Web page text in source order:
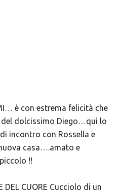
è con estrema felicità che
del dolcissimo Diego…qui lo
incontro con Rossella e
casa….amato e
!!
DEL CUORE Cucciolo di un